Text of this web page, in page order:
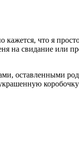
кажется, что я
на свидание или
оставленными